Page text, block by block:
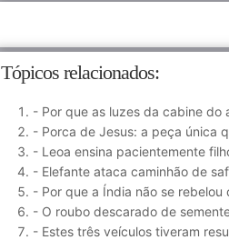
Tópicos relacionados:
- Por que as luzes da cabine do
- Porca de Jesus: a peça única
- Leoa ensina pacientemente
- Elefante ataca caminhão de
- Por que a Índia não se
- O roubo descarado de
- Estes três veículos tiveram